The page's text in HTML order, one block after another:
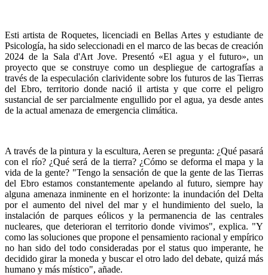
Esti artista de Roquetes, licenciadi en Bellas Artes y estudiante de
Psicología, ha sido seleccionadi en el marco de las becas de creación
2024 de la Sala d'Art Jove. Presentó «El agua y el futuro», un
proyecto que se construye como un despliegue de cartografías a
través de la especulación clarividente sobre los futuros de las Tierras
del Ebro, territorio donde nació il artista y que corre el peligro
sustancial de ser parcialmente engullido por el agua, ya desde antes
de la actual amenaza de emergencia climática.
A través de la pintura y la escultura, Aeren se pregunta: ¿Qué pasará
con el río? ¿Qué será de la tierra? ¿Cómo se deforma el mapa y la
vida de la gente? "Tengo la sensación de que la gente de las Tierras
del Ebro estamos constantemente apelando al futuro, siempre hay
alguna amenaza inminente en el horizonte: la inundación del Delta
por el aumento del nivel del mar y el hundimiento del suelo, la
instalación de parques eólicos y la permanencia de las centrales
nucleares, que deterioran el territorio donde vivimos", explica. "Y
como las soluciones que propone el pensamiento racional y empírico
no han sido del todo consideradas por el status quo imperante, he
decidido girar la moneda y buscar el otro lado del debate, quizá más
humano y más místico", añade.